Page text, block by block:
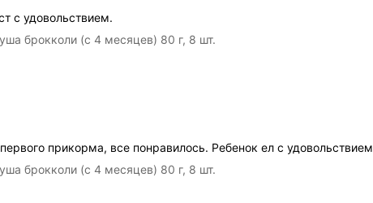
с удовольствием.
брокколи (с 4 месяцев) 80 г, 8 шт.
прикорма, все понравилось. Ребенок ел с удовольствием
брокколи (с 4 месяцев) 80 г, 8 шт.